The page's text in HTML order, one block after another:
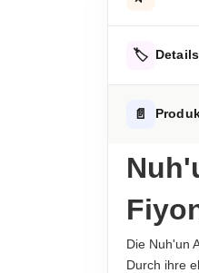
Energie
-davon
-davon
Eiweiß
Salz
🏷️ Details
Türkei
📄
Die Nuh'un
Durch ihre